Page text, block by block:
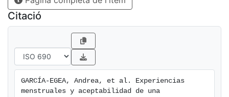
Citació
GARCÍA-EGEA, Andrea, et al. Experiencias
menstruales y aceptabilidad de una